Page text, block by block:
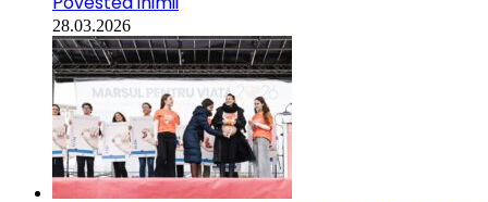
28.03.2026